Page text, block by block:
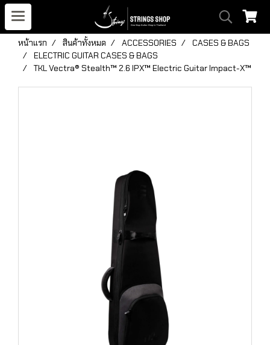
หน้าแรก สินค้าทั้งหมด ACCESSORIES
CASES & BAGS
ELECTRIC GUITAR CASES & BAGS
TKL Vectra® Stealth™ 2.6 IPX™ Electric Guitar Impact-X™